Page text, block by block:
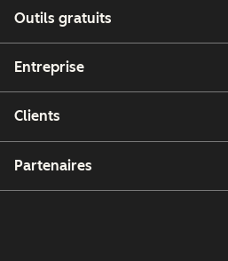
Outils gratuits
Entreprise
Clients
Partenaires